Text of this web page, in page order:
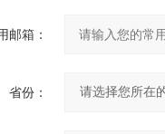
邮箱：
省份：